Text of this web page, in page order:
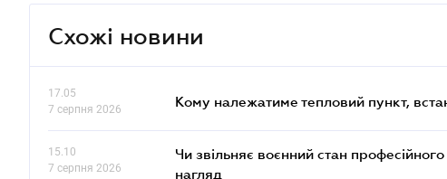
Схожі новини
17.05
7 серпня 2026
Кому належатиме тепловий пункт,
15.10
7 серпня 2026
Чи звільняє воєнний стан
нагляд